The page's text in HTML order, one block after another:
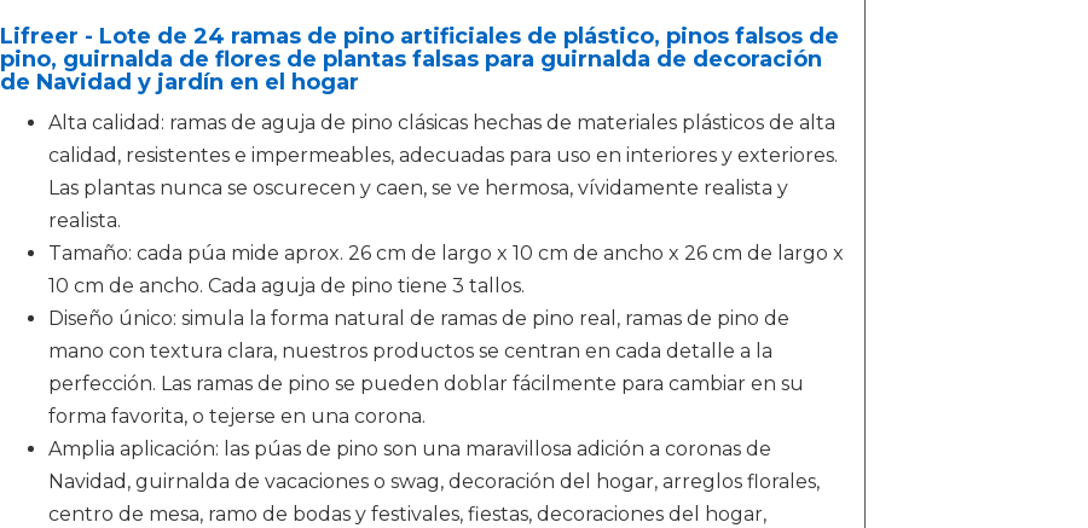
Lifreer - Lote de 24 ramas de pino artificiales de plástico, pinos falsos de
pino, guirnalda de flores de plantas falsas para guirnalda de decoración
de Navidad y jardín en el hogar
Alta calidad: ramas de aguja de pino clásicas hechas de materiales plásticos de alta
calidad, resistentes e impermeables, adecuadas para uso en interiores y exteriores.
Las plantas nunca se oscurecen y caen, se ve hermosa, vívidamente realista y
realista.
Tamaño: cada púa mide aprox. 26 cm de largo x 10 cm de ancho x 26 cm de largo x
10 cm de ancho. Cada aguja de pino tiene 3 tallos.
Diseño único: simula la forma natural de ramas de pino real, ramas de pino de
mano con textura clara, nuestros productos se centran en cada detalle a la
perfección. Las ramas de pino se pueden doblar fácilmente para cambiar en su
forma favorita, o tejerse en una corona.
Amplia aplicación: las púas de pino son una maravillosa adición a coronas de
Navidad, guirnalda de vacaciones o swag, decoración del hogar, arreglos florales,
centro de mesa, ramo de bodas y festivales, fiestas, decoraciones del hogar,